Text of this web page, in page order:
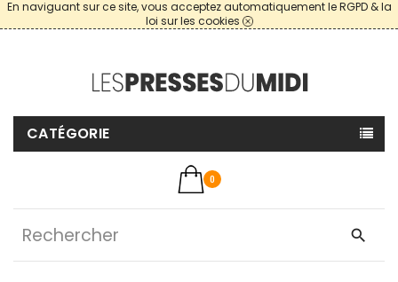
En naviguant sur ce site, vous acceptez automatiquement le RGPD & la
loi sur les cookies
CATÉGORIE
0
search